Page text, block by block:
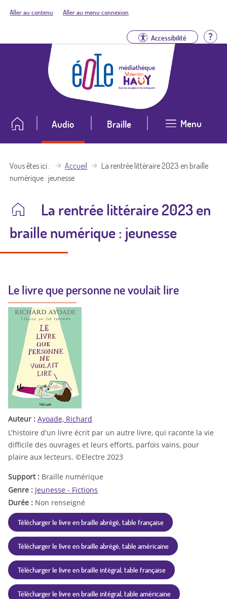
Aller au contenu Aller au menu connexion
Accessibilité
Audio Braille Menu
Vous êtes ici Accueil
La rentrée littéraire 2023 en braille
numérique : jeunesse
La rentrée littéraire 2023 en
braille numérique : jeunesse
Le livre que personne ne voulait lire
Auteur : Ayoade, Richard
L'histoire d'un livre écrit par un autre livre, qui raconte la vie
difficile des ouvrages et leurs efforts, parfois vains, pour
plaire aux lecteurs. ©Electre 2023
Support : Braille numérique
Genre : Jeunesse - Fictions
Durée : Non renseigné
Télécharger le livre en braille abrégé, table française
Télécharger le livre en braille abrégé, table américaine
Télécharger le livre en braille intégral, table française
Télécharger le livre en braille intégral, table américaine